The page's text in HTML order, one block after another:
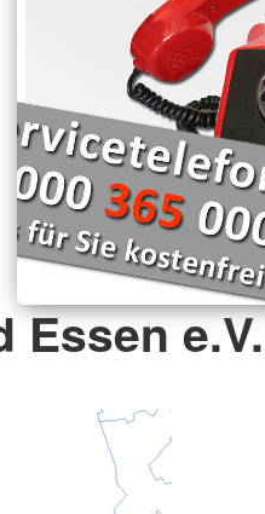
Essen e.V.